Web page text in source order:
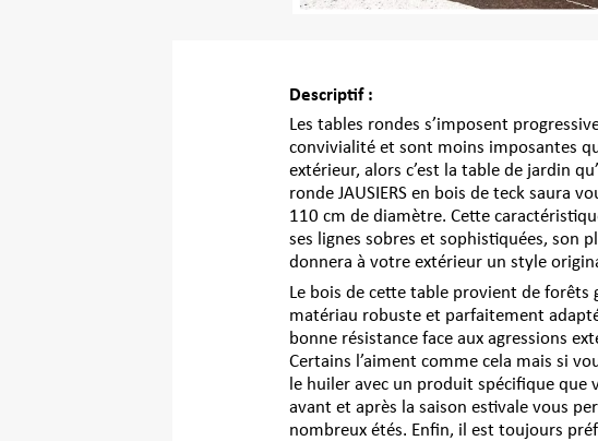
Descriptif :
Les tables rondes s’imposent
convivialité et sont moins imposantes
extérieur, alors c’est la table de jardin
ronde JAUSIERS en bois de teck saura
110 cm de diamètre. Cette
ses lignes sobres et sophistiquées, son
donnera à votre extérieur un style
Le bois de cette table provient de forêts
matériau robuste et parfaitement
bonne résistance face aux agressions
Certains l’aiment comme cela mais si
le huiler avec un produit spécifique
avant et après la saison estivale vous
nombreux étés. Enfin, il est toujours